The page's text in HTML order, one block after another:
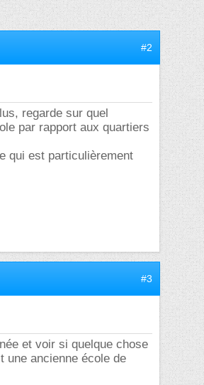
#2
regarde sur quel
par rapport aux quartiers
qui est particulièrement
#3
et voir si quelque chose
une ancienne école de